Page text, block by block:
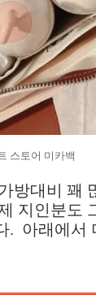
스토어 미카백
방대비 꽤
지인분도
. 아래에서